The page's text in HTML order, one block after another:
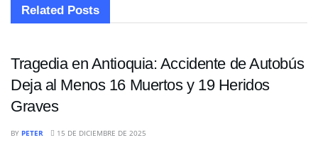
Related Posts
SUCESOS
Tragedia en Antioquia: Accidente de Autobús
Deja al Menos 16 Muertos y 19 Heridos
Graves
BY PETER 15 DE DICIEMBRE DE 2025